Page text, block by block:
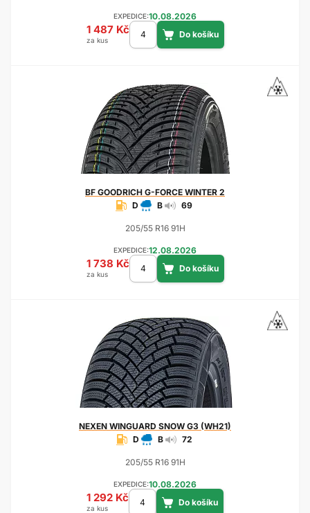
EXPEDICE:10.08.2026
1 487 Kč
za kus
BF GOODRICH G-FORCE WINTER 2
D
B 69
205/55 R16 91H
EXPEDICE:12.08.2026
1 738 Kč
za kus
NEXEN WINGUARD SNOW G3 (WH21)
D
B 72
205/55 R16 91H
EXPEDICE:10.08.2026
1 292 Kč
za kus